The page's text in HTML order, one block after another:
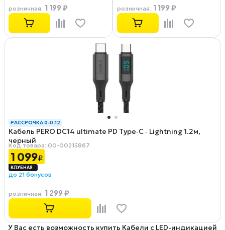
розничная: 1 199 ₽ розничная: 1 199 ₽
РАССРОЧКА 0-0-12
Кабель PERO DC14 ultimate PD Type‑C ‑ Lightning 1.2м,
черный
Код товара: 00-00215867
1 099₽
до 21 бонусов
розничная: 1 299 ₽
У Вас есть возможность купить Кабели с LED-индикацией